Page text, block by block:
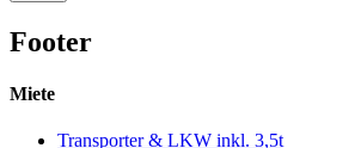
Footer
Miete
Transporter & LKW inkl. 3,5t